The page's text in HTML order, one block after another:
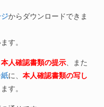
からダウンロードできま
す。
本人確認書類の提示 、また
に、 本人確認書類の写し
す。